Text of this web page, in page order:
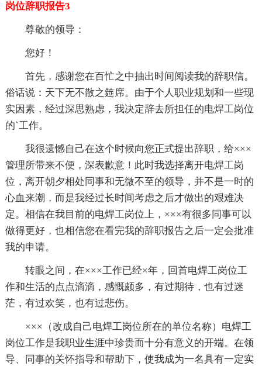
岗位辞职报告3
尊敬的领导：
您好！
首先，感谢您在百忙之中抽出时间阅读我的辞职信。
俗话说：天下无不散之筵席。由于个人职业规划和一些现
实因素，经过深思熟虑，我决定辞去所担任的电焊工岗位
的`工作。
我很遗憾自己在这个时候向您正式提出辞职，给×××
管理所带来不便，深表歉意！此时我选择离开电焊工岗
位，离开朝夕相处同事和无微不至的领导，并不是一时的
心血来潮，而是我经过长时间考虑之后才做出的艰难决
定。相信在我目前的电焊工岗位上，×××有很多同事可以
做得更好，也相信您在看完我的辞职报告之后一定会批准
我的申请。
转眼之间，在×××工作已经×年，回首电焊工岗位工
作和生活的点点滴滴，感慨颇多，有过期待，也有过迷
茫，有过欢笑，也有过悲伤。
×××（改成自己电焊工岗位所在的单位名称）电焊工
岗位工作是我职业生涯中珍贵而十分有意义的开端。在领
导、同事的关怀指导和帮助下，使我成为一名具有一定实